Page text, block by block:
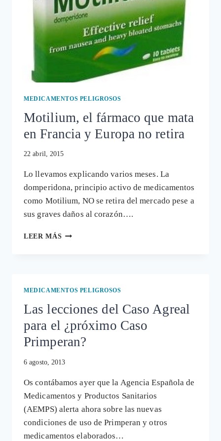
MEDICAMENTOS PELIGROSOS
Motilium, el fármaco que mata
en Francia y Europa no retira
22 abril, 2015
Lo llevamos explicando varios meses. La
domperidona, principio activo de medicamentos
como Motilium, NO se retira del mercado pese a
sus graves daños al corazón….
LEER MÁS MOTILIUM,
Y
NO
RETIRA
MEDICAMENTOS PELIGROSOS
Las lecciones del Caso Agreal
para el ¿próximo Caso
Primperan?
6 agosto, 2013
Os contábamos ayer que la Agencia Española de
Medicamentos y Productos Sanitarios
(AEMPS) alerta ahora sobre las nuevas
condiciones de uso de Primperan y otros
medicamentos elaborados…